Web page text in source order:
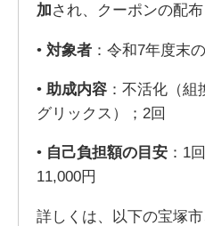
加され、クーポンの配布
• 対象者：令和7年度末
• 助成内容：不活化（組
グリックス）；2回
• 自己負担額の目安：1
11,000円
詳しくは、以下の宝塚